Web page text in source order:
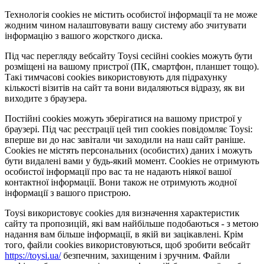
Технологія cookies не містить особистої інформації та не може
жодним чином налаштовувати вашу систему або зчитувати
інформацію з вашого жорсткого диска.
Під час перегляду вебсайту Toysi сесійні cookies можуть бути
розміщені на вашому пристрої (ПК, смартфон, планшет тощо).
Такі тимчасові cookies використовують для підрахунку
кількості візитів на сайт та вони видаляються відразу, як ви
виходите з браузера.
Постійні cookies можуть зберігатися на вашому пристрої у
браузері. Під час реєстрації цей тип cookies повідомляє Toysi:
вперше ви до нас завітали чи заходили на наш сайт раніше.
Cookies не містять персональних (особистих) даних і можуть
бути видалені вами у будь-який момент. Сookies не отримують
особистої інформації про вас та не надають ніякої вашої
контактної інформації. Вони також не отримують жодної
інформації з вашого пристрою.
Toysi використовує cookies для визначення характеристик
сайту та пропозицій, які вам найбільше подобаються - з метою
надання вам більше інформації, в якій ви зацікавлені. Крім
того, файли cookies використовуються, щоб зробити вебсайт
https://toysi.ua/безпечним, захищеним і зручним. Файли